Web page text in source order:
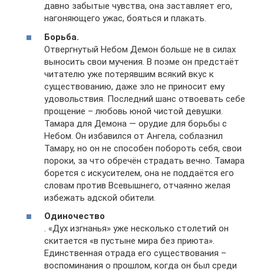
давно забытые чувства, она заставляет его,
нагоняющего ужас, бояться и плакать.
Борьба.
Отвергнутый Небом Демон больше не в силах
выносить свои мучения. В поэме он предстаёт
читателю уже потерявшим всякий вкус к
существованию, даже зло не приносит ему
удовольствия. Последний шанс отвоевать себе
прощение – любовь юной чистой девушки.
Тамара для Демона — орудие для борьбы с
Небом. Он избавился от Ангела, соблазнил
Тамару, но он не способен побороть себя, свои
пороки, за что обречён страдать вечно. Тамара
борется с искусителем, она не поддаётся его
словам против Всевышнего, отчаянно желая
избежать адской обители.
Одиночество
. «Дух изгнанья» уже несколько столетий он
скитается «в пустыне мира без приюта».
Единственная отрада его существования –
воспоминания о прошлом, когда он был среди